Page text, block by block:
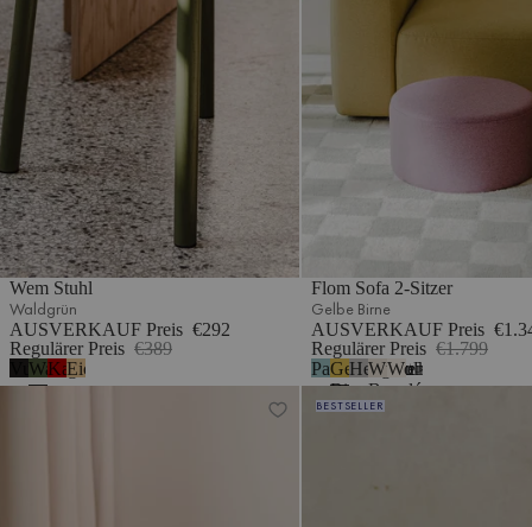
Wem Stuhl
Waldgrün
AUSVERKAUF Preis €292
Regulärer Preis €389
Vulkanschwarz
Waldgrün
Kastanienrot
Eiche
Flom Sofa 2-Sitzer
Gelbe Birne
AUSVERKAUF Preis
Regulärer Preis €1.799
Pastellblau
Gelbe
Birne
Hellgrau
Wüstenbeige
Bouclé
Wolkenbeige
5
BESTSELLER